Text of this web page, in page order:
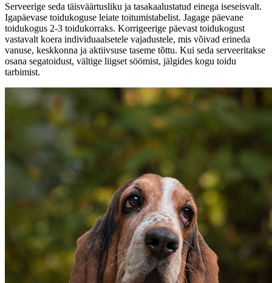
Serveerige seda täisväärtusliku ja tasakaalustatud einega iseseisvalt.
Igapäevase toidukoguse leiate toitumistabelist. Jagage päevane
toidukogus 2-3 toidukorraks. Korrigeerige päevast toidukogust
vastavalt koera individuaalsetele vajadustele, mis võivad erineda
vanuse, keskkonna ja aktiivsuse taseme tõttu. Kui seda serveeritakse
osana segatoidust, vältige liigset söömist, jälgides kogu toidu
tarbimist.